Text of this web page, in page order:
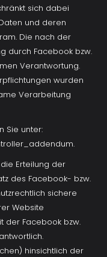
sich dabei
und deren
Die nach der
durch Facebook bzw.
Verantwortung.
wurden
Verarbeitung
Sie unter:
Erteilung der
des Facebook- bzw.
sichere
Website
der Facebook bzw.
hinsichtlich der